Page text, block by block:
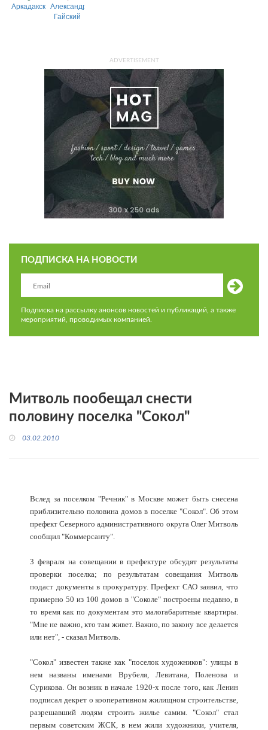
АркадакскийАлександрово-
Гайский
ADVERTISEMENT
ПОДПИСКА НА НОВОСТИ
Подписка на рассылку анонсов новостей и публикаций, а также
мероприятий, проводимых компанией.
Митволь пообещал снести
половину поселка "Сокол"
03.02.2010
Вслед за поселком "Речник" в Москве может быть снесена
приблизительно половина домов в поселке "Сокол". Об этом
префект Северного административного округа Олег Митволь
сообщил "Коммерсанту".
3 февраля на совещании в префектуре обсудят результаты
проверки поселка; по результатам совещания Митволь
подаст документы в прокуратуру. Префект САО заявил, что
примерно 50 из 100 домов в "Соколе" построены недавно, в
то время как по документам это малогабаритные квартиры.
"Мне не важно, кто там живет. Важно, по закону все делается
или нет", - сказал Митволь.
"Сокол" известен также как "поселок художников": улицы в
нем названы именами Врубеля, Левитана, Поленова и
Сурикова. Он возник в начале 1920-х после того, как Ленин
подписал декрет о кооперативном жилищном строительстве,
разрешавший людям строить жилье самим. "Сокол" стал
первым советским ЖСК, в нем жили художники, учителя,